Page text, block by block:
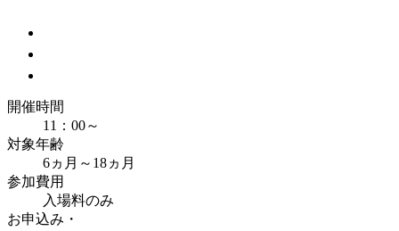
開催時間
11：00～
対象年齢
6ヵ月～18ヵ月
参加費用
入場料のみ
お申込み・